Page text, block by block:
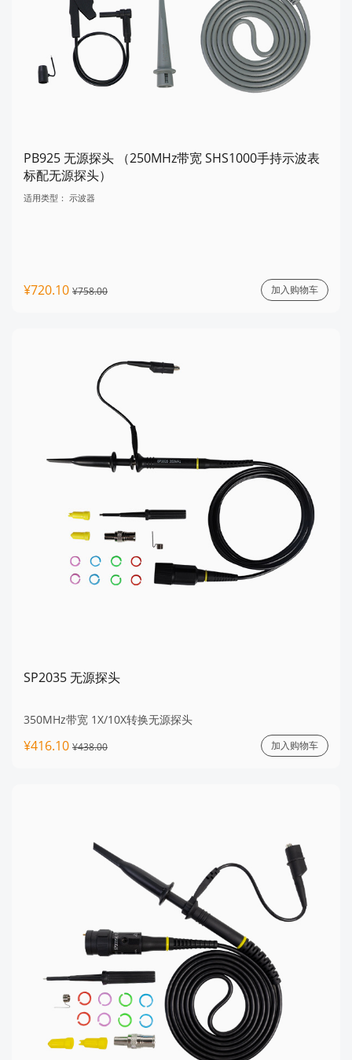
PB925 无源探头 （250MHz带宽 SHS1000手持示波表
标配无源探头）
适用类型： 示波器
¥720.10 ¥758.00 加入购物车
SP2035 无源探头
350MHz带宽 1X/10X转换无源探头
¥416.10 ¥438.00 加入购物车